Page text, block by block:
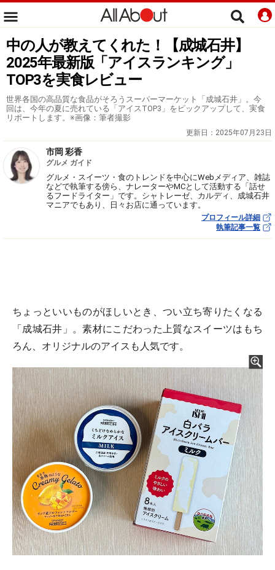
中の人が教えてくれた！【成城石井】
2025年最新版「アイスランキング」
TOP3を実食レビュー
世界各国の高品質な食品がそろうスーパーマーケット「成城石井」。今
回は、今年の夏に売れている「アイスTOP3」をピックアップして、実食
リポートします。※画像：筆者撮影
更新日： 2025年07月23日
市岡 彩香
グルメ ガイド
グルメ・スイーツ・食のトレンドを中心にWebメディア、雑誌
などで執筆する傍ら、ナレーターやMCとして活動する「話せ
るフードライター」です。シャトレーゼ、カルディ、成城石井
マニアでもあり、日々お店に通っています。
プロフィール詳細
執筆記事一覧
ちょっといいものがほしいとき、つい立ち寄りたくなる
「成城石井」。素材にこだわった上質なスイーツはもち
ろん、オリジナルのアイスも人気です。